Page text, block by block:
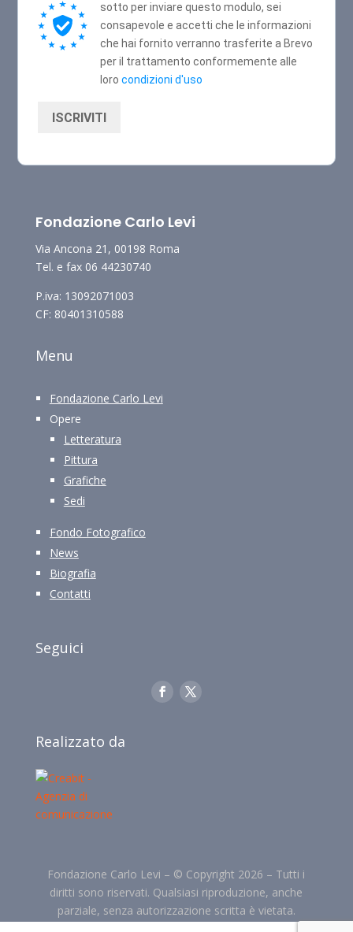
sotto per inviare questo modulo, sei
consapevole e accetti che le informazioni
che hai fornito verranno trasferite a Brevo
per il trattamento conformemente alle
loro condizioni d'uso
ISCRIVITI
Fondazione Carlo Levi
Via Ancona 21, 00198 Roma
Tel. e fax 06 44230740
P.iva: 13092071003
CF: 80401310588
Menu
Fondazione Carlo Levi
Opere
Letteratura
Pittura
Grafiche
Sedi
Fondo Fotografico
News
Biografia
Contatti
Seguici
Realizzato da
Fondazione Carlo Levi – © Copyright 2026 – Tutti i
diritti sono riservati. Qualsiasi riproduzione, anche
parziale, senza autorizzazione scritta è vietata.